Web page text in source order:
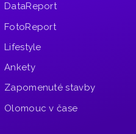
DataReport
FotoReport
Lifestyle
Ankety
Zapomenuté stavby
Olomouc v čase